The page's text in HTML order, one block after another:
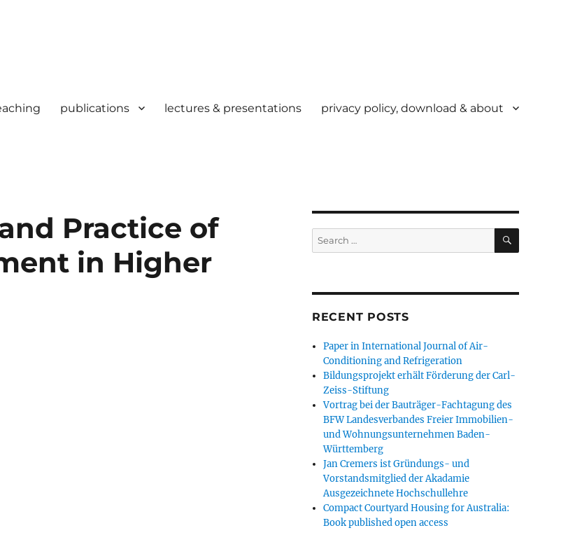
publications lectures & presentations privacy policy, download & about
Practice of
in Higher
Search
for:
SEARCH
RECENT POSTS
Paper in International Journal of Air-
Conditioning and Refrigeration
Bildungsprojekt erhält Förderung der Carl-
Zeiss-Stiftung
Vortrag bei der Bauträger-Fachtagung des
BFW Landesverbandes Freier Immobilien-
und Wohnungsunternehmen Baden-
Württemberg
Jan Cremers ist Gründungs- und
Vorstandsmitglied der Akadamie
Ausgezeichnete Hochschullehre
Compact Courtyard Housing for Australia:
Book published open access